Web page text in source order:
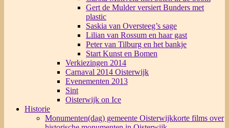
Gert de Mulder versiert Bunders met
plastic
Saskia van Oversteeg’s sage
Lilian van Rossum en haar gast
Peter van Tilburg en het bankje
Start Kunst en Bomen
Verkiezingen 2014
Carnaval 2014 Oisterwijk
Evenementen 2013
Sint
Oisterwijk on Ice
Historie
Monumenten(dag) gemeente Oisterwijkkorte films over